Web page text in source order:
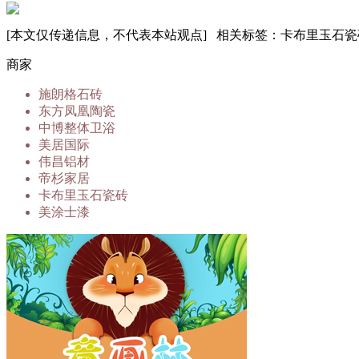
[本文仅传递信息，不代表本站观点] 相关标签：卡布里玉石
商家
施朗格石砖
东方凤凰陶瓷
中博整体卫浴
美居国际
伟昌铝材
帝杉家居
卡布里玉石瓷砖
美涂士漆